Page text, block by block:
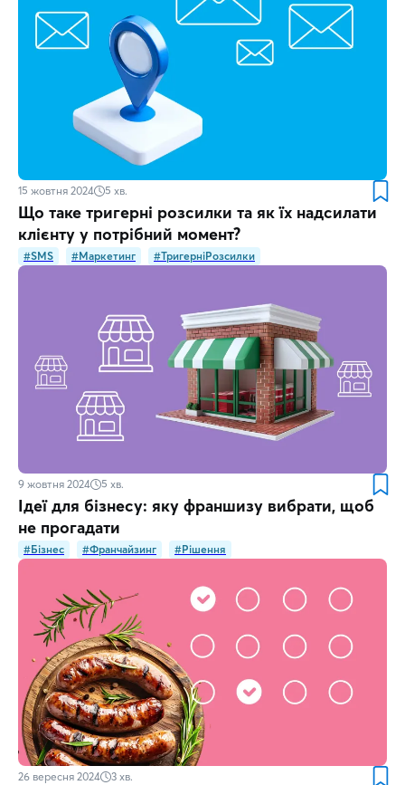
15 жовтня 2024 5 хв.
Що таке тригерні розсилки та як їх надсилати
клієнту у потрібний момент?
#SMS #Маркетинг #ТригерніРозсилки
9 жовтня 2024 5 хв.
Ідеї для бізнесу: яку франшизу вибрати, щоб
не прогадати
#Бізнес #Франчайзинг #Рішення
26 вересня 2024 3 хв.